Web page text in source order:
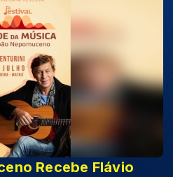
Recebe Flávio